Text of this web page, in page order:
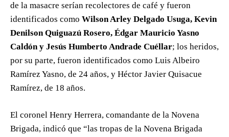
de la masacre serían recolectores de café y fueron
identificados como Wilson Arley Delgado Usuga, Kevin
Denilson Quiguazú Rosero, Édgar Mauricio Yasno
Caldón y Jesús Humberto Andrade Cuéllar; los heridos,
por su parte, fueron identificados como Luis Albeiro
Ramírez Yasno, de 24 años, y Héctor Javier Quisacue
Ramírez, de 18 años.
El coronel Henry Herrera, comandante de la Novena
Brigada, indicó que “las tropas de la Novena Brigada